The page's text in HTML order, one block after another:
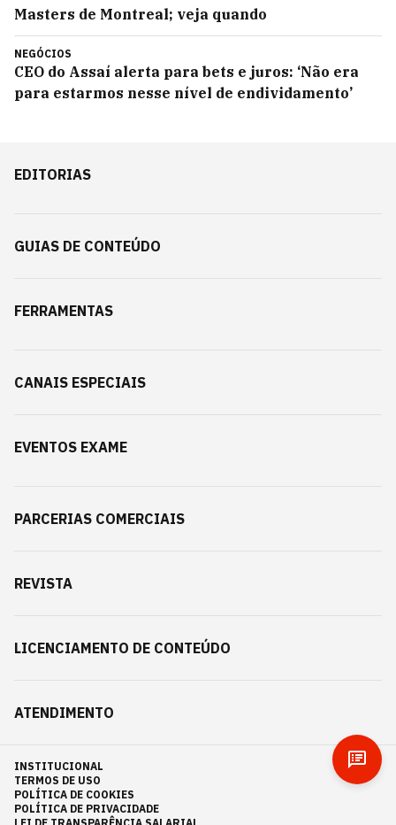
Masters de Montreal; veja quando
NEGÓCIOS
CEO do Assaí alerta para bets e juros: ‘Não era
para estarmos nesse nível de endividamento’
EDITORIAS
GUIAS DE CONTEÚDO
FERRAMENTAS
CANAIS ESPECIAIS
EVENTOS EXAME
PARCERIAS COMERCIAIS
REVISTA
LICENCIAMENTO DE CONTEÚDO
ATENDIMENTO
INSTITUCIONAL
TERMOS DE USO
POLÍTICA DE COOKIES
POLÍTICA DE PRIVACIDADE